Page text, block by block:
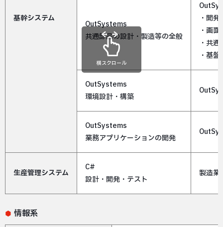
基幹システム
OutSystems
共通部品の設計・製造等の全般
・開
・画
・共
・基
OutSystems
環境設計・構築
OutSystems
業務アプリケーションの開発
生産管理システム
C#
設計・開発・テスト
製造業
横スクロール
情報系